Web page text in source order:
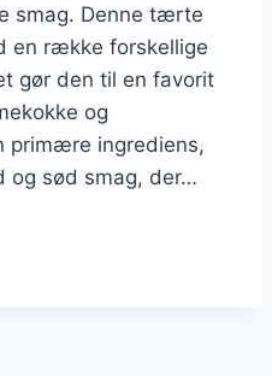
smag. Denne tærte
en række forskellige
gør den til en favorit
og
primære ingrediens,
og sød smag, der…